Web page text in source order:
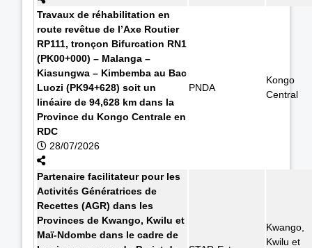
Travaux de réhabilitation en
route revêtue de l’Axe Routier
RP111, tronçon Bifurcation RN1
(PK00+000) – Malanga –
Kiasungwa – Kimbemba au Bac
Luozi (PK94+628) soit un
linéaire de 94,628 km dans la
Province du Kongo Centrale en
RDC
28/07/2026
PNDA
Kongo
Central
Partenaire facilitateur pour les
Activités Génératrices de
Recettes (AGR) dans les
Provinces de Kwango, Kwilu et
Maï-Ndombe dans le cadre de
Kwango,
Kwilu et